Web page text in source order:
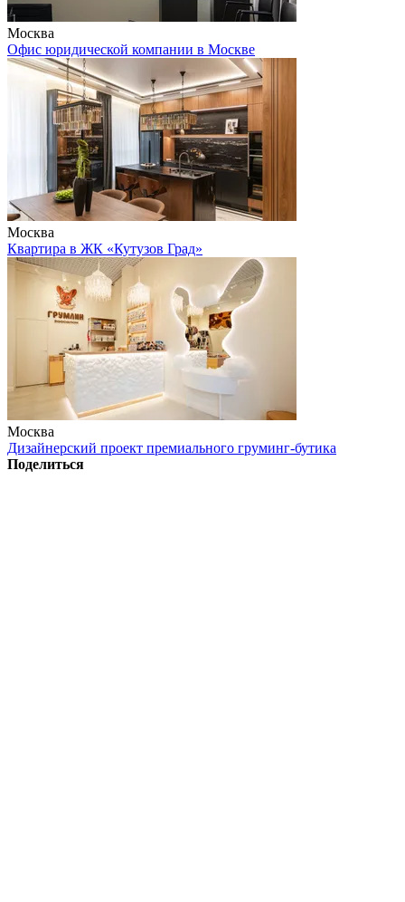
Москва
Офис юридической компании в Москве
Москва
Квартира в ЖК «Кутузов Град»
Москва
Дизайнерский проект премиального груминг-бутика
Поделиться